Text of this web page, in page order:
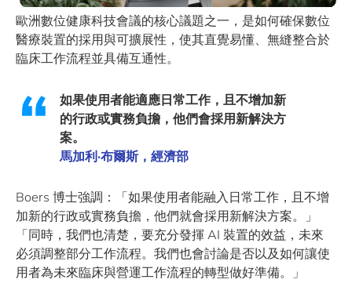
歐洲數位健康科技會議的核心議題之一，是如何確保數位
醫療裝置的採用與可擴展性，使其直覺易懂、無縫整合於
臨床工作流程並具備互通性。
如果使用者能適應日常工作，且不增加新
的行政或實務負擔，他們會採用新解決方
案。
馬加利·布爾斯，經濟部
Boers 博士強調：「如果使用者能融入日常工作，且不增
加新的行政或實務負擔，他們就會採用新解決方案。」
「同時，我們也清楚，要充分發揮 AI 裝置的效益，未來
必須調整部分工作流程。我們也會討論是否以及如何讓使
用者為未來臨床與營運工作流程的轉型做好準備。」